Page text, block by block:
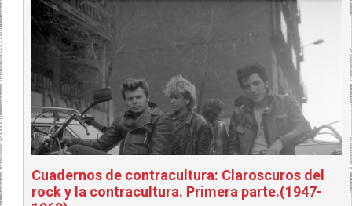
Cuadernos de contracultura: Claroscuros del
rock y la contracultura. Primera parte.(1947-